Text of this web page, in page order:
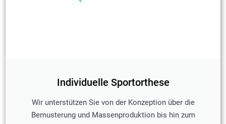
Individuelle Sportorthese
Wir unterstützen Sie von der Konzeption über die
Bemusterung und Massenproduktion bis hin zum